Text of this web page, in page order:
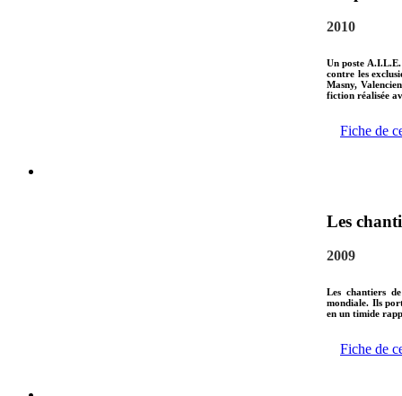
2010
Un poste
contre les
Masny,
fiction réalisée
Fiche de
Les
2009
Les chantiers
mondiale. Ils
en un timide
Fiche de